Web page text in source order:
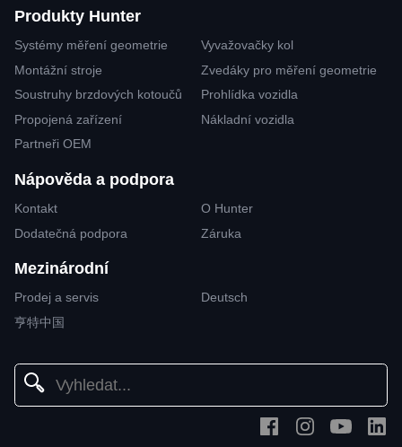
Produkty Hunter
Systémy měření geometrie
Vyvažovačky kol
Montážní stroje
Zvedáky pro měření geometrie
Soustruhy brzdových kotoučů
Prohlídka vozidla
Propojená zařízení
Nákladní vozidla
Partneři OEM
Nápověda a podpora
Kontakt
O Hunter
Dodatečná podpora
Záruka
Mezinárodní
Prodej a servis
Deutsch
亨特中国